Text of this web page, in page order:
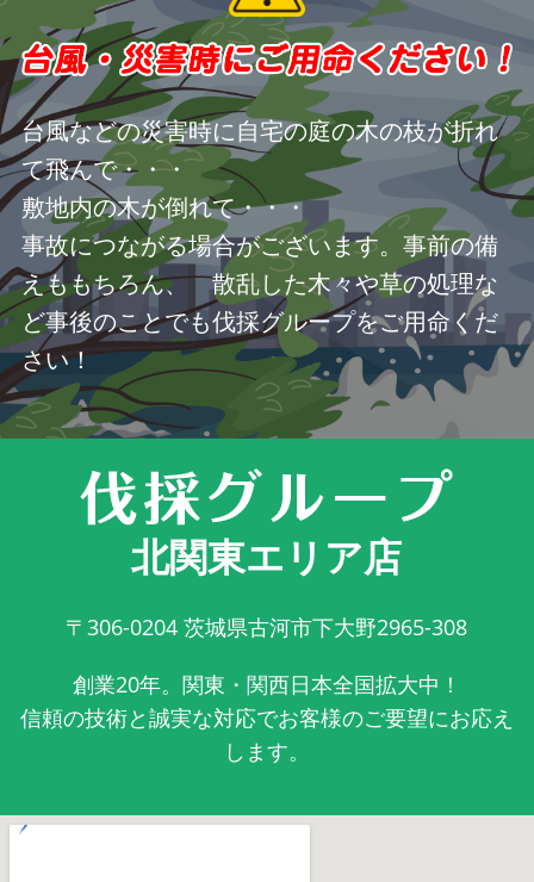
台風などの災害時に自宅の庭の木の枝が折れ
て飛んで・・・
敷地内の木が倒れて・・・
事故につながる場合がございます。事前の備
えももちろん、 散乱した木々や草の処理な
ど事後のことでも伐採グループをご用命くだ
さい！
北関東エリア店
〒306-0204 茨城県古河市下大野2965-308
創業20年。関東・関西日本全国拡大中！
信頼の技術と誠実な対応でお客様のご要望にお応え
します。